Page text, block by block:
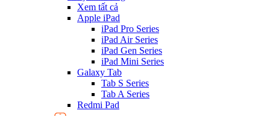
Xem tất cả
Apple iPad
iPad Pro Series
iPad Air Series
iPad Gen Series
iPad Mini Series
Galaxy Tab
Tab S Series
Tab A Series
Redmi Pad